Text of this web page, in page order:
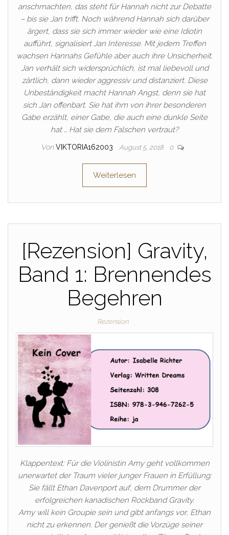
anschmachten, das steht für Hannah nicht zur Debatte
– bis sie Jan trifft. Noch während Hannah sich darüber
ärgert, dass sie sich immer wieder wie eine Idiotin
aufführt, signalisiert Jan Interesse. Mit jedem Treffen
wachsen Hannahs Gefühle aber auch ihre Unsicherheit.
Jan verhält sich widersprüchlich, ist mal liebevoll und
zärtlich, dann wieder aggressiv und distanziert. Diese
Unbeständigkeit macht Hannah Angst, denn sie hat
sich Jan offenbart. Sie hat ihm von ihrer besonderen
Gabe erzählt, einer Gabe, die auch eine dunkle Seite
hat … Hat sie dem Falschen vertraut?
Von VIKTORIA162003 August 5, 2018 0
Weiterlesen
[Rezension] Gravity,
Band 1: Brennendes
Begehren
Rezension
Klappentext: Für die Violinistin Amy geht vollkommen
unerwartet der Traum vieler junger Frauen in Erfüllung:
Sie fällt Ethan Davenport auf, dem Drummer der
erfolgreichen kanadischen Rockband Gravity.
Amy will kein Groupie sein und gibt anfangs vor, Ethan
nicht zu erkennen. Der genießt die Vorzüge seiner